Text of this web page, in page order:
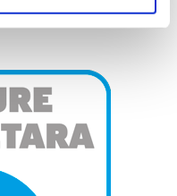
data is processed
pertsonalak
besteak beste,
iragarki eta eduki
eta edukia
biltzeko eta